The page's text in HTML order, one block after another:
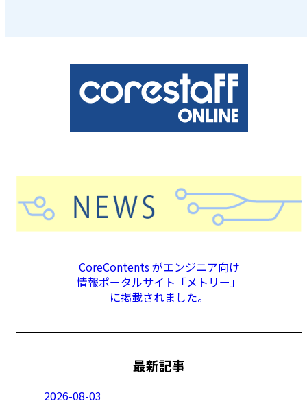
CoreContents がエンジニア向け
情報ポータルサイト「メトリー」
に掲載されました。
最新記事
2026-08-03